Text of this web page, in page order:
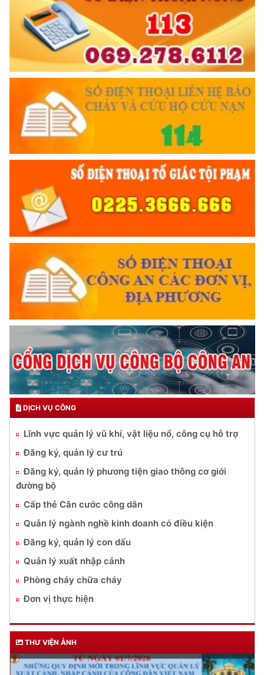
6 ĐIỀU BÁC HỒ DẠY CAND
KÍNH TRỌNG LỄ PHÉP
Đối với công việc, phải
TẬN TỤY
Đối với địch, phải
CƯƠNG QUYẾT, KHÔN KHÉO
Trích thư Chủ tịch Hồ Chí Minh
gửi Công an Khu XII,
ngày 11 tháng 3 năm 1948.
TRUYỀN HÌNH AN NINH HP